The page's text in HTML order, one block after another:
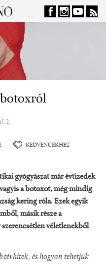
botoxról
KEDVENCEKHEZ
gyógyászat már évtizedek
a botoxot, még mindig
kering róla. Ezek egyik
másik része a
véletlenekből
tévhitek, és hogyan tehetjük